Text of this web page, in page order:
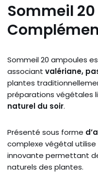
Sommeil
Sommeil 20 ampoules
associant valériane,
plantes
préparations végétales
naturel du soir.
Présenté sous forme
complexe végétal
innovante permettant
naturels des plantes.